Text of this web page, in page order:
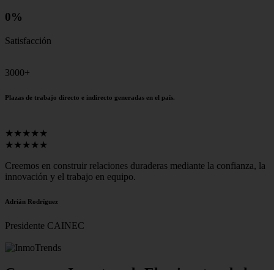
0%
Satisfacción
3000+
Plazas de trabajo directo e indirecto generadas en el país.
★★★★★
★★★★★
Creemos en construir relaciones duraderas mediante la confianza, la
innovación y el trabajo en equipo.
Adrián Rodríguez
Presidente CAINEC